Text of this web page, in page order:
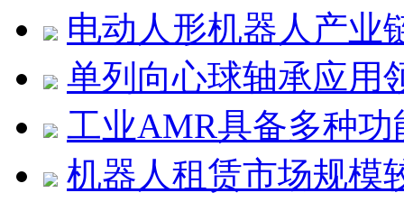
电动人形机器人产业
单列向心球轴承应用
工业AMR具备多种
机器人租赁市场规模